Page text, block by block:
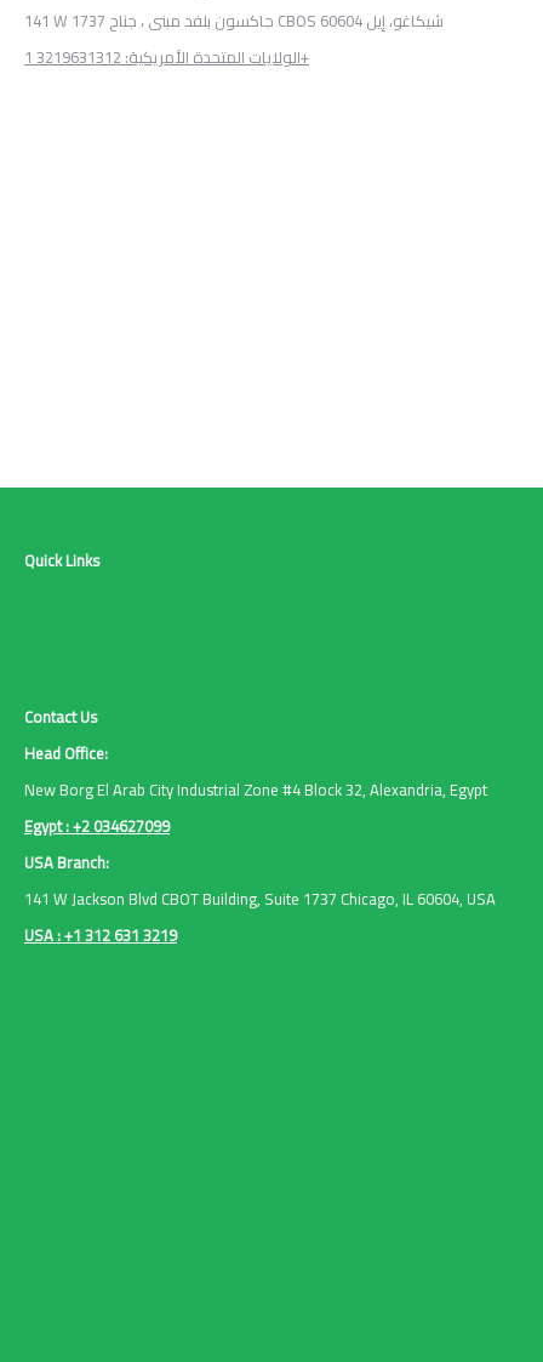
141 W جاكسون بلفد مبنى ، جناح 1737 CBOS شيكاغو، إيل 60604
الولايات المتحدة الأمريكية: 3219631312 1+
Quick Links
Contact Us
Head Office:
New Borg El Arab City Industrial Zone #4 Block 32, Alexandria, Egypt
Egypt : +2 034627099
USA Branch:
141 W Jackson Blvd CBOT Building, Suite 1737 Chicago, IL 60604, USA
USA : +1 312 631 3219